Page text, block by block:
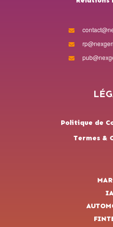
Politique de
Termes &
IA